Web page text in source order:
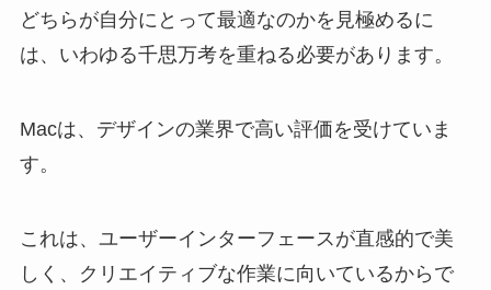
どちらが自分にとって最適なのかを見極めるに
は、いわゆる千思万考を重ねる必要があります。
Macは、デザインの業界で高い評価を受けていま
す。
これは、ユーザーインターフェースが直感的で美
しく、クリエイティブな作業に向いているからで